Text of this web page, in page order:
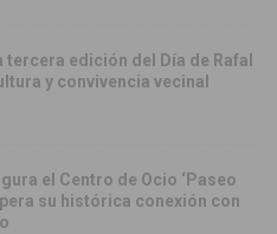
tercera edición del Día de Rafal
y convivencia vecinal
el Centro de Ocio ‘Paseo
su histórica conexión con